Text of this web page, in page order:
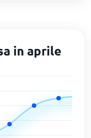
in aprile